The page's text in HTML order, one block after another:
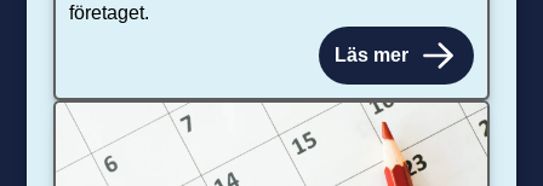
företaget.
Läs mer